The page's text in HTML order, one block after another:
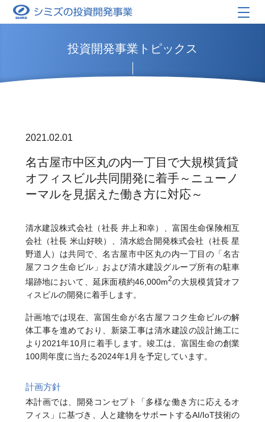
投資開発事業トピックス
2021.02.01
名古屋市中区丸の内一丁目で大規模賃貸
オフィスビル共同開発に着手～ニューノ
ーマルを見据えた働き方に対応～
清水建設株式会社（社長 井上和幸）、富国生命保険相互
会社（社長 米山好映）、清水総合開発株式会社（社長 星
野道人）は共同で、名古屋市中区丸の内一丁目の「名古
屋フコク生命ビル」および清水建設グループ所有の駐車
場跡地において、延床面積約46,000m2の大規模賃貸オフ
ィスビルの開発に着手します。
計画地では現在、富国生命が名古屋フコク生命ビルの解
体工事を進めており、新築工事は清水建設の設計施工に
より2021年10月に着手します。竣工は、富国生命の創業
100周年度に当たる2024年1月を予定しています。
計画方針
本計画では、開発コンセプト「多様な働き方に応えるオ
フィス」に基づき、人と建物をサポートするAI/IoT技術の